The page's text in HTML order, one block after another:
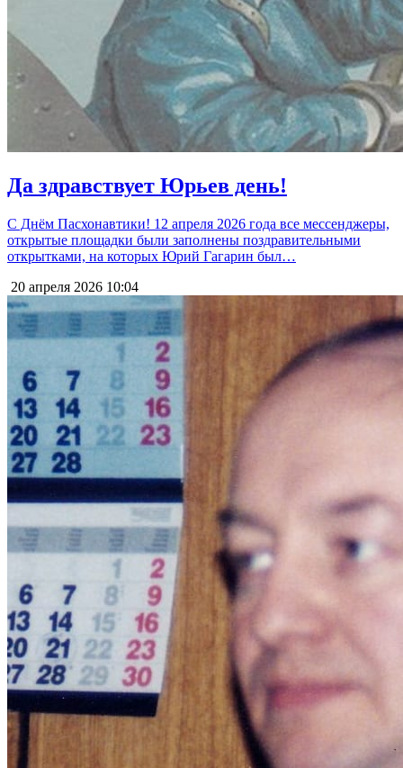
Да здравствует Юрьев день!
С Днём Пасхонавтики! 12 апреля 2026 года все мессенджеры,
открытые площадки были заполнены поздравительными
открытками, на которых Юрий Гагарин был…
20 апреля 2026 10:04